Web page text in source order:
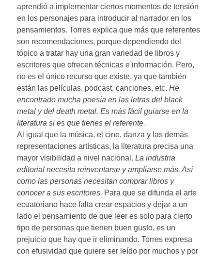
aprendió a implementar ciertos momentos de tensión
en los personajes para introducir al narrador en los
pensamientos. Torres explica que más que referentes
son recomendaciones, porque dependiendo del
tópico a tratar hay una gran variedad de libros y
escritores que ofrecen técnicas e información. Pero,
no es el único recurso que existe, ya que también
están las películas, podcast, canciones, etc. He
encontrado mucha poesía en las letras del black
metal y del death metal. Es más fácil guiarse en la
literatura si es que tienes el referente.
Al igual que la música, el cine, danza y las demás
representaciones artísticas, la literatura precisa una
mayor visibilidad a nivel nacional. La industria
editorial necesita reinventarse y ampliarse más. Así
como las personas necesitan comprar libros y
conocer a sus escritores. Para que se difunda el arte
ecuatoriano hace falta crear espacios y dejar a un
lado el pensamiento de que leer es solo para cierto
tipo de personas que tienen buen gusto, es un
prejuicio que hay que ir eliminando. Torres expresa
con efusividad que quiere ser leído por muchos y por